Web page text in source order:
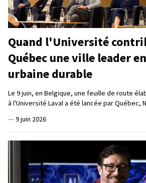
Quand l'Université
Québec une ville leader
urbaine durable
Le 9 juin, en Belgique, une feuille de route
à l'Université Laval a été lancée par Québec,
— 9 juin 2026